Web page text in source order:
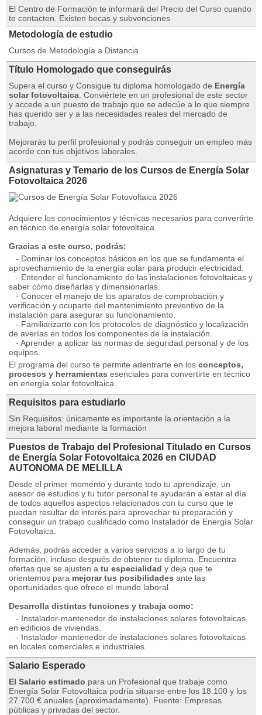
El Centro de Formación te informará del Precio del Curso cuando
te contacten. Existen becas y subvenciones
Metodología de estudio
Cursos de Metodología a Distancia
Título Homologado que conseguirás
Supera el curso y Consigue tu diploma homologado de Energía
solar fotovoltaica . Conviértete en un profesional de este sector
y accede a un puesto de trabajo que se adecúe a lo que siempre
has querido ser y a las necesidades reales del mercado de
trabajo.
Mejorarás tu perfil profesional y podrás conseguir un empleo más
acorde con tus objetivos laborales.
Asignaturas y Temario de los Cursos de Energía Solar
Fotovoltaica 2026
Adquiere los conocimientos y técnicas necesarios para convertirte
en técnico de energía solar fotovoltaica.
Gracias a este curso, podrás:
- Dominar los conceptos básicos en los que se fundamenta el
aprovechamiento de la energía solar para producir electricidad.
- Entender el funcionamiento de las instalaciones fotovoltaicas y
saber cómo diseñarlas y dimensionarlas.
- Conocer el manejo de los aparatos de comprobación y
verificación y ocuparte del mantenimiento preventivo de la
instalación para asegurar su funcionamiento.
- Familiarizarte con los protocolos de diagnóstico y localización
de averías en todos los componentes de la instalación.
- Aprender a aplicar las normas de seguridad personal y de los
equipos.
El programa del curso te permite adentrarte en los conceptos,
procesos y herramientas esenciales para convertirte en técnico
en energía solar fotovoltaica.
Requisitos para estudiarlo
Sin Requisitos: únicamente es importante la orientación a la
mejora laboral mediante la formación
Puestos de Trabajo del Profesional Titulado en Cursos
de Energía Solar Fotovoltaica 2026 en CIUDAD
AUTONOMA DE MELILLA
Desde el primer momento y durante todo tu aprendizaje, un
asesor de estudios y tu tutor personal te ayudarán a estar al día
de todos aquellos aspectos relacionados con tu curso que te
puedan resultar de interés para aprovechar tu preparación y
conseguir un trabajo cualificado como Instalador de Energía Solar
Fotovoltaica.
Además, podrás acceder a varios servicios a lo largo de tu
formación, incluso después de obtener tu diploma. Encuentra
ofertas que se ajusten a tu especialidad y deja que te
orientemos para mejorar tus posibilidades ante las
oportunidades que ofrece el mundo laboral.
Desarrolla distintas funciones y trabaja como:
- Instalador-mantenedor de instalaciones solares fotovoltaicas
en edificios de viviendas.
- Instalador-mantenedor de instalaciones solares fotovoltaicas
en locales comerciales e industriales.
Salario Esperado
El Salario estimado para un Profesional que trabaje como
Energía Solar Fotovoltaica podría situarse entre los 18.100 y los
27.700 € anuales (aproximadamente). Fuente: Empresas
públicas y privadas del sector.